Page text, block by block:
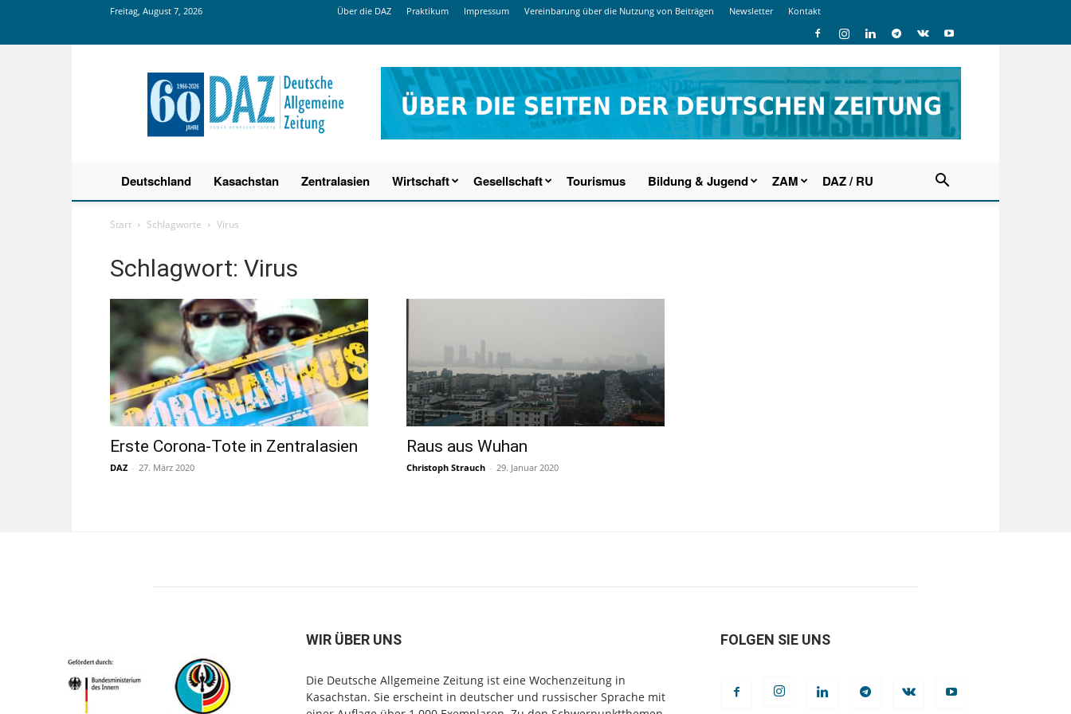
Freitag, August 7, 2026 Über die DAZ Praktikum Impressum Vereinbarung über die Nutzung von Beiträgen Newsletter Kontakt
Deutsche
Allgemeine
Zeitung
Deutschland Kasachstan Zentralasien Wirtschaft Gesellschaft Tourismus Bildung & Jugend ZAM DAZ / RU
Start Schlagworte Virus
Schlagwort: Virus
Erste Corona-Tote in Zentralasien
DAZ - 27. März 2020
Raus aus Wuhan
Christoph Strauch - 29. Januar 2020
WIR ÜBER UNS
Die Deutsche Allgemeine Zeitung ist eine Wochenzeitung in
Kasachstan. Sie erscheint in deutscher und russischer Sprache mit
FOLGEN SIE UNS